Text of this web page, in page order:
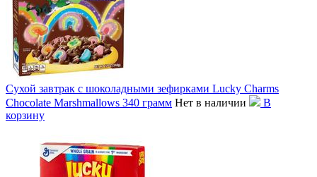
Сухой завтрак с шоколадными зефирками Lucky Charms
Сhocolate Marshmallows 340 грамм Нет в наличии
В
корзину